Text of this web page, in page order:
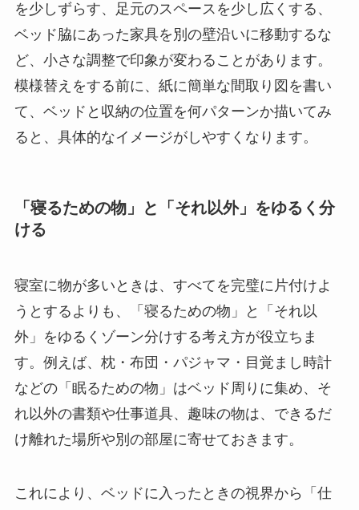
を少しずらす、足元のスペースを少し広くする、
ベッド脇にあった家具を別の壁沿いに移動するな
ど、小さな調整で印象が変わることがあります。
模様替えをする前に、紙に簡単な間取り図を書い
て、ベッドと収納の位置を何パターンか描いてみ
ると、具体的なイメージがしやすくなります。
「寝るための物」と「それ以外」をゆるく分
ける
寝室に物が多いときは、すべてを完璧に片付けよ
うとするよりも、「寝るための物」と「それ以
外」をゆるくゾーン分けする考え方が役立ちま
す。例えば、枕・布団・パジャマ・目覚まし時計
などの「眠るための物」はベッド周りに集め、そ
れ以外の書類や仕事道具、趣味の物は、できるだ
け離れた場所や別の部屋に寄せておきます。
これにより、ベッドに入ったときの視界から「仕